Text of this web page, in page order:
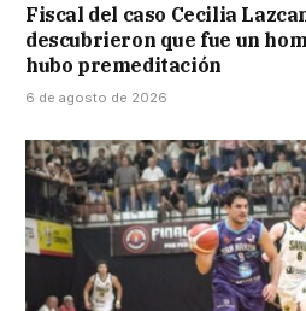
Fiscal del caso Cecilia
descubrieron que fue un
hubo premeditación
6 de agosto de 2026